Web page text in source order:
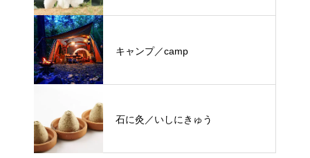
キャンプ／camp
石に灸／いしにきゅう